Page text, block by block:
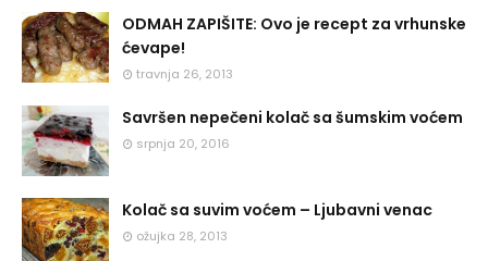
ODMAH ZAPIŠITE: Ovo je recept za vrhunske
ćevape!
travnja 26, 2013
Savršen nepečeni kolač sa šumskim voćem
srpnja 20, 2016
Kolač sa suvim voćem – Ljubavni venac
ožujka 28, 2013